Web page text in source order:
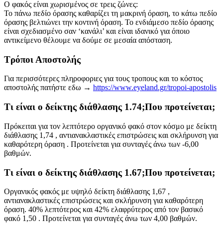
Ο φακός είναι χωρισμένος σε τρεις ζώνες:
Το πάνω πεδίο όρασης καθαρίζει τη μακρινή όραση, το κάτω πεδίο
όρασης βελτιώνει την κοντινή όραση. Το ενδιάμεσο πεδίο όρασης
είναι σχεδιασμένο σαν ‘κανάλι’ και είναι ιδανικό για όποιο
αντικείμενο θέλουμε να δούμε σε μεσαία απόσταση.
Τρόποι Αποστολής
Για περισσότερες πληροφοριες για τους τροπους και το κόστος
αποστολής πατήστε εδω → https://www.eyeland.gr/tropoi-apostolis
Τι είναι ο δείκτης διάθλασης 1.74;Που προτείνεται;
Πρόκειται για τον λεπτότερο οργανικό φακό στον κόσμο με δείκτη
διάθλασης 1,74 , αντιανακλαστικές επιστρώσεις και σκλήρυνση για
καθαρότερη όραση . Προτείνεται για συνταγές άνω των -6,00
βαθμών.
Τι είναι ο δείκτης διάθλασης 1.67;Που προτείνεται;
Οργανικός φακός με υψηλό δείκτη διάθλασης 1,67 ,
αντιανακλαστικές επιστρώσεις και σκλήρυνση για καθαρότερη
όραση. 40% λεπτότερος και 42% ελαφρύτερος από τον βασικό
φακό 1,50 . Προτείνεται για συνταγές άνω των 4,00 βαθμών.